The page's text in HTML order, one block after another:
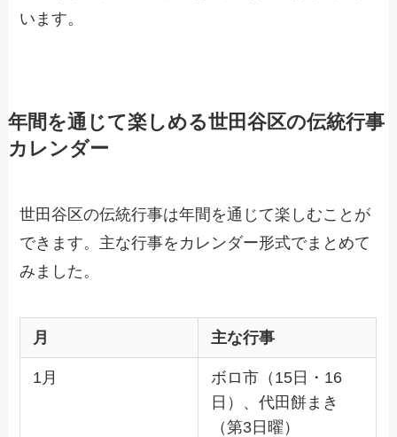
います。
年間を通じて楽しめる世田谷区の伝統行事
カレンダー
世田谷区の伝統行事は年間を通じて楽しむことが
できます。主な行事をカレンダー形式でまとめて
みました。
月 主な行事
1月
ボロ市（15日・16
日）、代田餅まき
（第3日曜）